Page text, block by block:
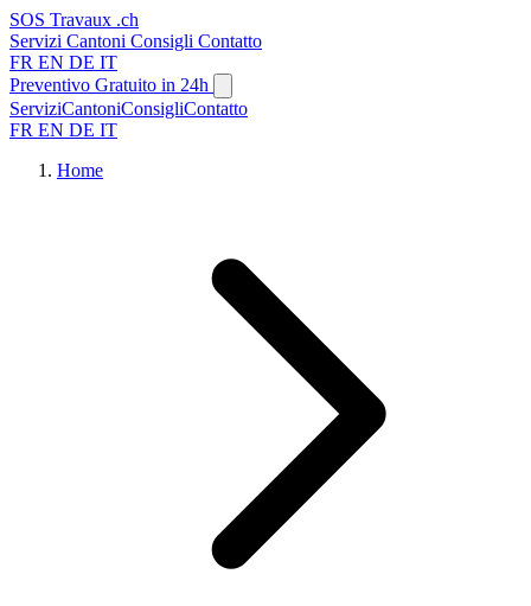
SOS Travaux .ch
Servizi Cantoni Consigli Contatto
FR EN DE IT
Preventivo Gratuito in 24h
ServiziCantoniConsigliContatto
FR EN DE IT
Home